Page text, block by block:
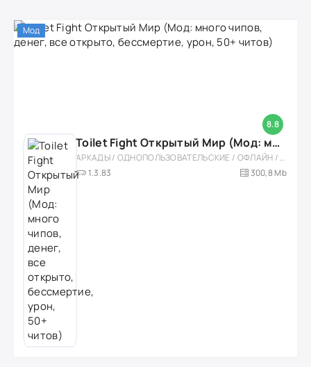
8.8
Мод
Toilet Fight Открытый Мир (Мод: много чипов, денег, все открыто, бессмертие, урон, 50+ читов)
АРКАДЫ / ОДНОПОЛЬЗОВАТЕЛЬСКИЕ / ОФЛАЙН / МОД / РОЛЕВЫЕ / ШУТЕРЫ / ОТКРЫТЫЙ МИР / ВСТРОЕННЫЙ КЕШ / 3D / ЭКШЕНЫ / ТУАЛЕТНЫЕ ВОЙНЫ / ДЛЯ ДЕТЕЙ
1.3.83
300,8 Mb